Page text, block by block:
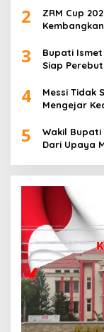
2
ZRM Cup
3
Bupati Ismet
Siap
4
Messi Tidak
Mengejar
5
Wakil
Dari Upaya